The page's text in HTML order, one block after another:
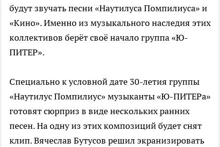
будут звучать песни «Наутилуса Помпилиуса» и
«Кино». Именно из музыкального наследия этих
коллективов берёт своё начало группа «Ю-
ПИТЕР».
Специально к условной дате 30-летия группы
«Наутилус Помпилиус» музыканты «Ю-ПИТЕРа»
готовят сюрприз в виде нескольких ранних
песен. На одну из этих композиций будет снят
клип. Вячеслав Бутусов решил экранизировать